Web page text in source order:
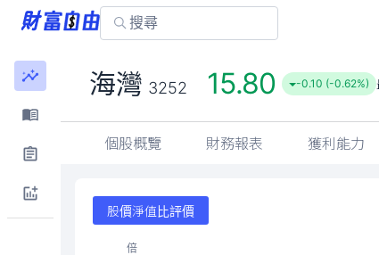
海灣 3252 15.80 -0.10 (-0.62%)
個股概覽 財務報表 獲利能力
股價淨值比評價